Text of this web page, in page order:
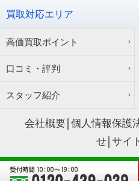
買取対応エリア
高価買取ポイント
口コミ・評判
スタッフ紹介
会社概要 個人情報保護
せ サイ
Copyright © サウスリー
株式会社オ